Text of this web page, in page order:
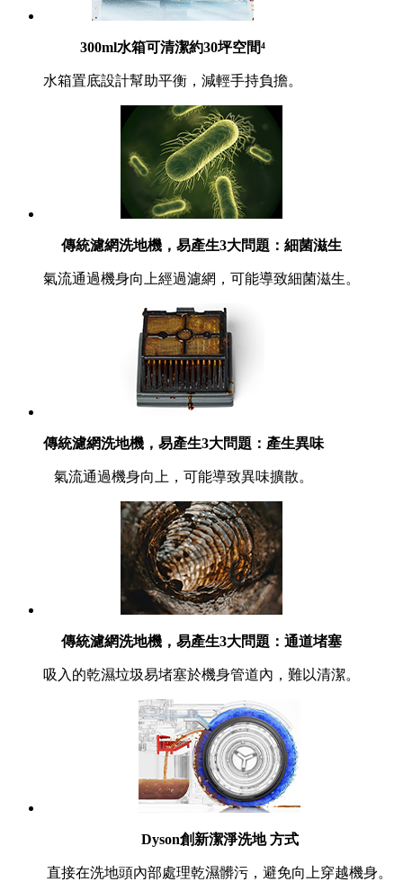
300ml水箱可清潔約30坪空間⁴
水箱置底設計幫助平衡，減輕手持負擔。
傳統濾網洗地機，易產生3大問題：細菌滋生
氣流通過機身向上經過濾網，可能導致細菌滋生。
傳統濾網洗地機，易產生3大問題：產生異味
氣流通過機身向上，可能導致異味擴散。
傳統濾網洗地機，易產生3大問題：通道堵塞
吸入的乾濕垃圾易堵塞於機身管道內，難以清潔。
Dyson創新潔淨洗地 方式
直接在洗地頭內部處理乾濕髒污，避免向上穿越機身。